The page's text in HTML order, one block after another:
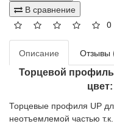
В сравнение
0
Описание Отзывы
Торцевой профиль
Торцевые профиля UP
неотъемлемой частью